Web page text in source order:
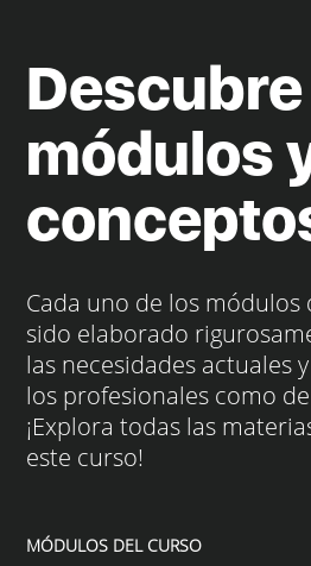
módulos
Cada uno de los módulos
sido elaborado
las necesidades actuales
los profesionales como
¡Explora todas las
este curso!
MÓDULOS DEL CURSO